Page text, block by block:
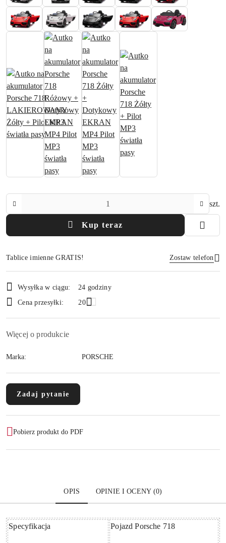
szt.
Kup teraz
Tablice imienne GRATIS! Zostaw telefon
i
dostawa
Wysyłka w ciągu:
24 godziny
Cena przesyłki:
20
Więcej o produkcie
Marka: PORSCHE
Zadaj pytanie
Pobierz produkt do PDF
OPIS OPINIE I OCENY (0)
Specyfikacja Pojazd Porsche 718